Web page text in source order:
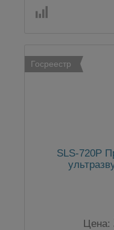
Госреестр
SLS-720P
Цена: